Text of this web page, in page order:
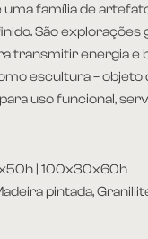
uma família de
São
transmitir energia e
escultura – objeto
uso funcional,
| 100x30x60h
pintada,